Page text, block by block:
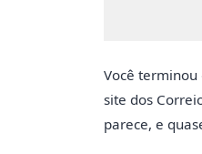
Você
site dos
parece, e